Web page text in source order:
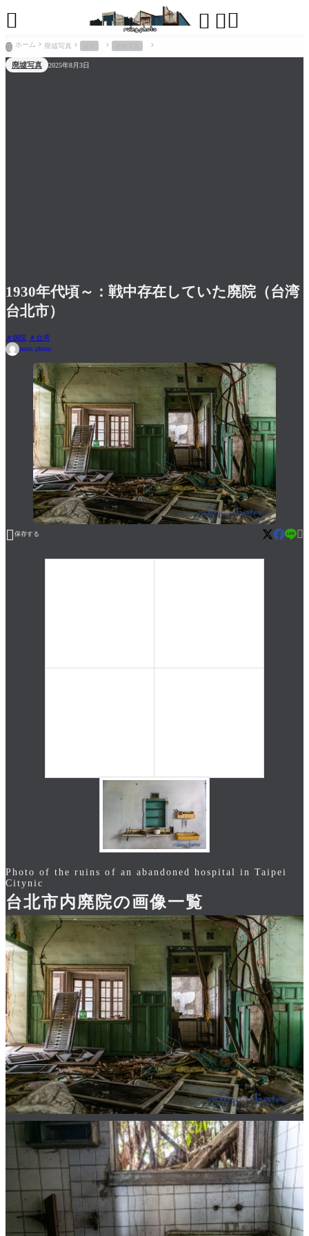
 

 ホーム 廃墟写真
廃墟写真 2025年8月3日
1930年代頃～：戦中存在していた廃院（台湾
台北市）
病院
台湾
ruins.photo
 保存する 
Photo of the ruins of an abandoned hospital in Taipei
Citynic
台北市内廃院の画像一覧